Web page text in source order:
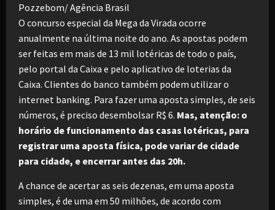
Pozzebom/ Agência Brasil
O concurso especial da Mega da Virada ocorre
anualmente na última noite do ano. As apostas podem
ser feitas em mais de 13 mil lotéricas de todo o país,
pelo portal da Caixa e pelo aplicativo de loterias da
Caixa. Clientes do banco também podem utilizar o
internet banking. Para fazer uma aposta simples, de seis
números, é preciso desembolsar R$ 6. Mas, atenção: o
horário de funcionamento das casas lotéricas, para
registrar uma aposta física, pode variar de cidade
para cidade, e encerrar antes das 20h.
A chance de acertar as seis dezenas, em uma aposta
simples, é de uma em 50 milhões, de acordo com